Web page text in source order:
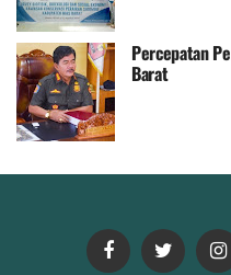
Percepatan
Barat